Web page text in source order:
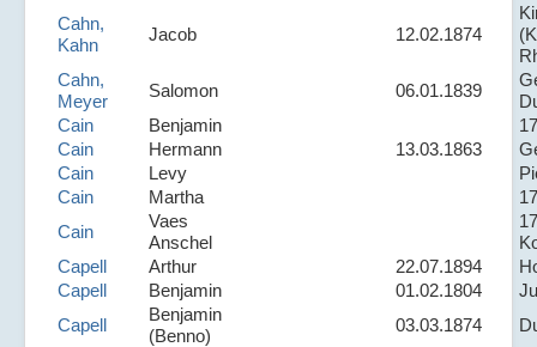
Cahn,
Kahn
Jacob 12.02.1874
Cahn,
Meyer
Salomon 06.01.1839
Cain
Benjamin
Cain
Hermann 13.03.1863
Cain
Levy
Cain
Martha
Cain
Vaes
Anschel
Capell
Arthur 22.07.1894
Capell
Benjamin 01.02.1804
Capell
Benjamin
(Benno)
03.03.1874